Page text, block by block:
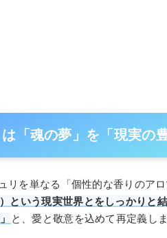
「魂の夢」を「現実の
リを単なる「個性的な香りのアロ
という現実世界とをしっかりと
と、愛と敬意を込めて再定義しま